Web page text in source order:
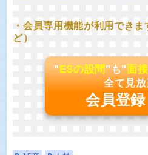
・会員専用機能が利用でき
ど）
"ESの設問"も"面
全て見
会員登録